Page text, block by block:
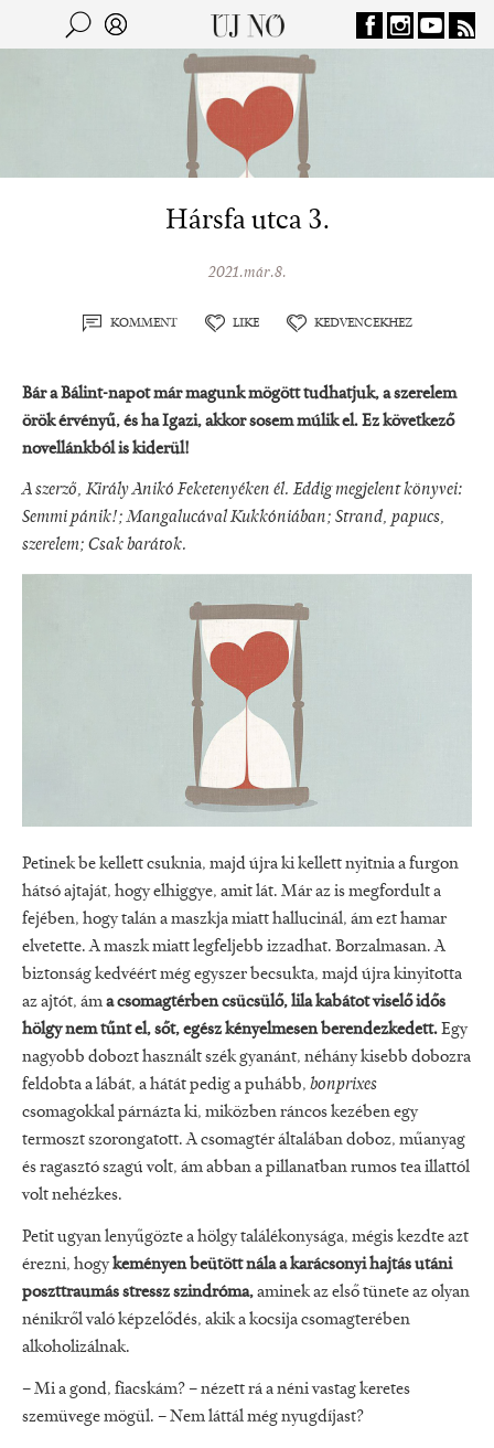
Jump to navigation
Kereső
Hársfa utca 3.
2021.már.8.
KOMMENT LIKE KEDVENCEKHEZ
Bár a Bálint-napot már magunk mögött tudhatjuk, a szerelem
örök érvényű, és ha Igazi, akkor sosem múlik el. Ez következő
novellánkból is kiderül!
A szerző, Király Anikó Feketenyéken él. Eddig megjelent könyvei:
Semmi pánik!; Mangalucával Kukkóniában; Strand, papucs,
szerelem; Csak barátok.
Petinek be kellett csuknia, majd újra ki kellett nyitnia a furgon
hátsó ajtaját, hogy elhiggye, amit lát. Már az is megfordult a
fejében, hogy talán a maszkja miatt hallucinál, ám ezt hamar
elvetette. A maszk miatt legfeljebb izzadhat. Borzalmasan. A
biztonság kedvéért még egyszer becsukta, majd újra kinyitotta
az ajtót, áma csomagtérben csücsülő, lila kabátot viselő idős
hölgy nem tűnt el, sőt, egész kényelmesen berendezkedett.Egy
nagyobb dobozt használt szék gyanánt, néhány kisebb dobozra
feldobta a lábát, a hátát pedig a puhább, bonprixes
csomagokkal párnázta ki, miközben ráncos kezében egy
termoszt szorongatott. A csomagtér általában doboz, műanyag
és ragasztó szagú volt, ám abban a pillanatban rumos tea illattól
volt nehézkes.
Petit ugyan lenyűgözte a hölgy találékonysága, mégis kezdte azt
érezni, hogykeményen beütött nála a karácsonyi hajtás utáni
poszttraumás stressz szindróma,aminek az első tünete az olyan
nénikről való képzelődés, akik a kocsija csomagterében
alkoholizálnak.
– Mi a gond, fiacskám? – nézett rá a néni vastag keretes
szemüvege mögül. – Nem láttál még nyugdíjast?